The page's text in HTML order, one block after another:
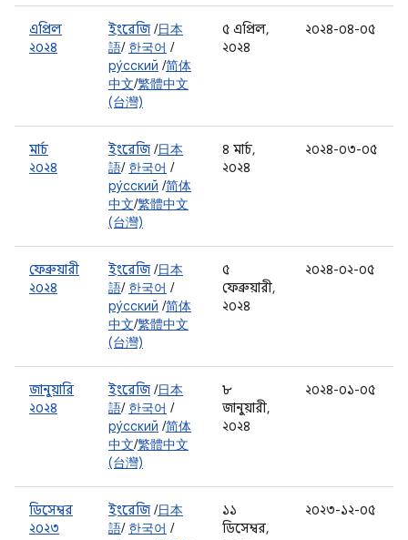
এপ্রিল
২০২৪
ইংরেজি /日本
語/ 한국어 /
ру́сский /简体
中文/繁體中文
(台灣)
৫ এপ্রিল,
২০২৪
২০২৪-০৪-০৫
মার্চ
২০২৪
ইংরেজি /日本
語/ 한국어 /
ру́сский /简体
中文/繁體中文
(台灣)
৪ মার্চ,
২০২৪
২০২৪-০৩-০৫
ফেব্রুয়ারী
২০২৪
ইংরেজি /日本
語/ 한국어 /
ру́сский /简体
中文/繁體中文
(台灣)
৫
ফেব্রুয়ারী,
২০২৪
২০২৪-০২-০৫
জানুয়ারি
২০২৪
ইংরেজি /日本
語/ 한국어 /
ру́сский /简体
中文/繁體中文
(台灣)
৮
জানুয়ারী,
২০২৪
২০২৪-০১-০৫
ডিসেম্বর
২০২৩
ইংরেজি /日本
語/ 한국어 /
১১
ডিসেম্বর,
২০২৩-১২-০৫